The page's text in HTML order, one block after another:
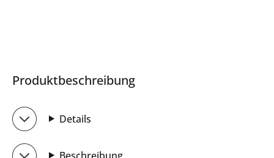
Produktbeschreibung
Details
Beschreibung